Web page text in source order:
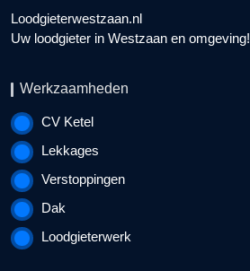
Loodgieterwestzaan.nl
Uw loodgieter in Westzaan en omgeving!
Werkzaamheden
CV Ketel
Lekkages
Verstoppingen
Dak
Loodgieterwerk